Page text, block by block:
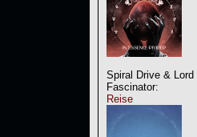
Spiral Drive & Lord
Fascinator:
Reise